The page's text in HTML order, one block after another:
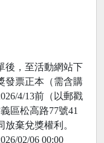
後，至活動網站下
發票正本（需含購
4/13前（以郵戳
區松高路77號41
棄兌獎權利。
02/06 00:00